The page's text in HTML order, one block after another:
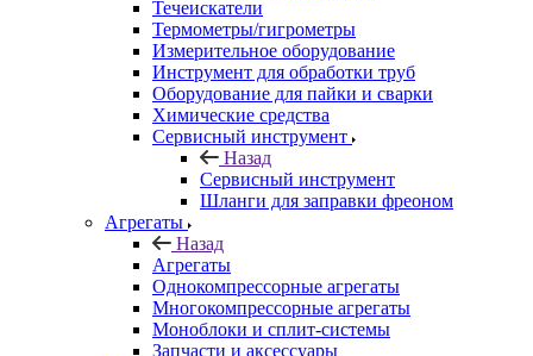
Течеискатели
Термометры/гигрометры
Измерительное оборудование
Инструмент для обработки труб
Оборудование для пайки и сварки
Химические средства
Сервисный инструмент
Назад
Сервисный инструмент
Шланги для заправки фреоном
Агрегаты
Назад
Агрегаты
Однокомпрессорные агрегаты
Многокомпрессорные агрегаты
Моноблоки и сплит-системы
Запчасти и аксессуары